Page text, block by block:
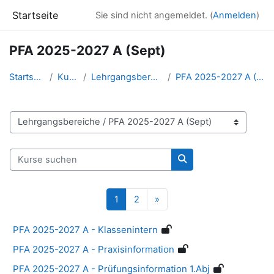
Startseite Sie sind nicht angemeldet. (Anmelden)
PFA 2025-2027 A (Sept)
Startseite Kurse Lehrgangsbereiche PFA 2025-2027 A (Sept)
Kursbereiche
Kurse suchen
Kurse suchen
1 Seite 1
2 Seite 2
»
PFA 2025-2027 A - Klassenintern
PFA 2025-2027 A - Praxisinformation
PFA 2025-2027 A - Prüfungsinformation 1.Abj